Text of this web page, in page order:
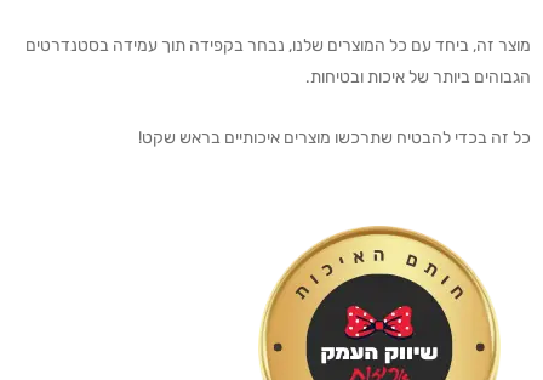
מוצר זה, ביחד עם כל המוצרים שלנו, נבחר בקפידה תוך עמידה בסטנדרטים
הגבוהים ביותר של איכות ובטיחות.
כל זה בכדי להבטיח שתרכשו מוצרים איכותיים בראש שקט!